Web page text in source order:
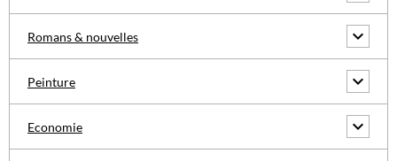
Romans & nouvelles
Peinture
Economie